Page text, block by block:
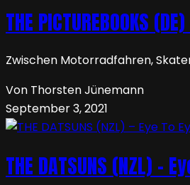
THE PICTUREBOOKS
Zwischen Motorradfahren,
Von Thorsten Jünemann
September 3, 2021
THE DATSUNS (NZL) –